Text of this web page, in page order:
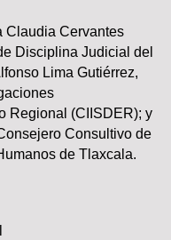
Claudia Cervantes
Disciplina Judicial del
Lima Gutiérrez,
Regional (CIISDER); y
Consultivo de
de Tlaxcala.